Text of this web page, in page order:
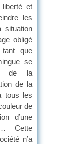
liberté et
les
situation
obligé
que
se
de la
de la
tous les
de
d’une
Cette
n’a